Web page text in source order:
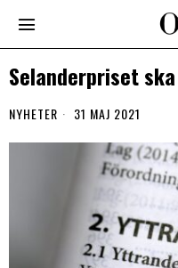
Selanderpriset
NYHETER 31 MAJ 2021